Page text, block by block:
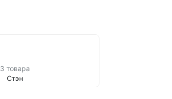
3 товара
Стэн